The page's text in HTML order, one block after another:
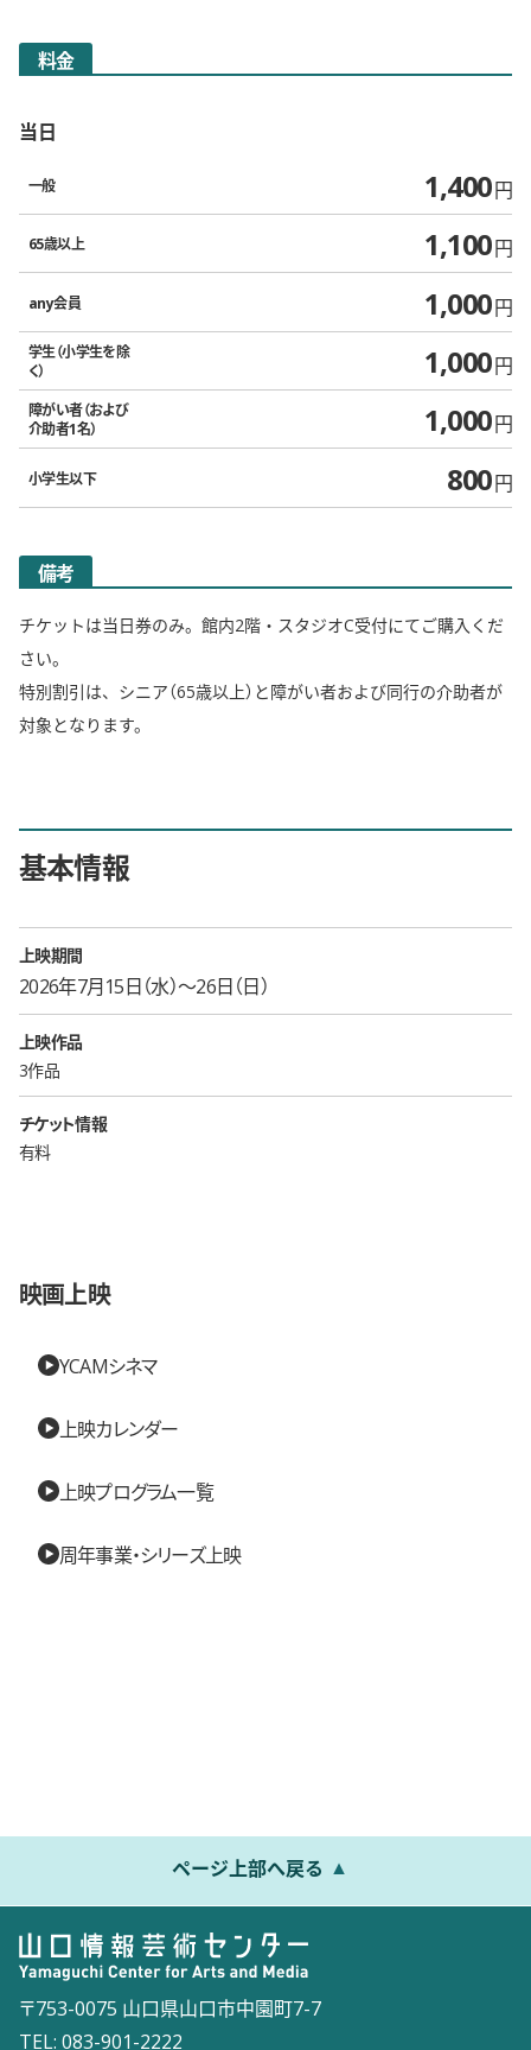
料金
当日
一般 1,400円
65歳以上 1,100円
any会員 1,000円
学生（小学生を除
く）
1,000円
障がい者（および
介助者1名）
1,000円
小学生以下 800円
備考
チケットは当日券のみ。館内2階・スタジオC受付にてご購入くだ
さい。
特別割引は、シニア（65歳以上）と障がい者および同行の介助者が
対象となります。
基本情報
上映期間
2026年7月15日（水）〜26日（日）
上映作品
3作品
チケット情報
有料
映画上映
YCAMシネマ
上映カレンダー
上映プログラム一覧
周年事業・シリーズ上映
ページ上部へ戻る
〒753-0075 山口県山口市中園町7-7
TEL: 083-901-2222